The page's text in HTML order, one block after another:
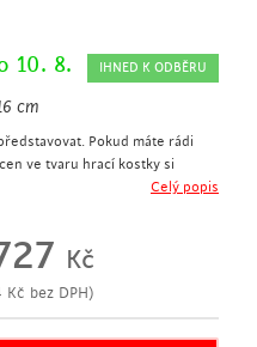
10. 8. IHNED K ODBĚRU
cm
Pokud máte rádi
ve tvaru hrací kostky si
Celý popis
Kč
Kč bez DPH)